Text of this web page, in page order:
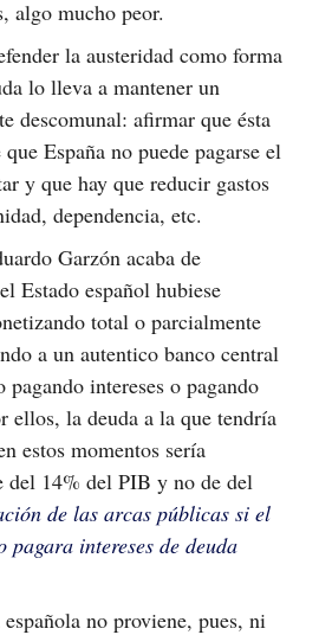
algo mucho peor.
la austeridad como forma
lo lleva a mantener un
descomunal: afirmar que ésta
España no puede pagarse el
y que hay que reducir gastos
dependencia, etc.
Garzón acaba de
Estado español hubiese
total o parcialmente
a un autentico banco central
intereses o pagando
ellos, la deuda a la que tendría
estos momentos sería
del 14% del PIB y no de del
de las arcas públicas si el
pagara intereses de deuda
no proviene, pues, ni